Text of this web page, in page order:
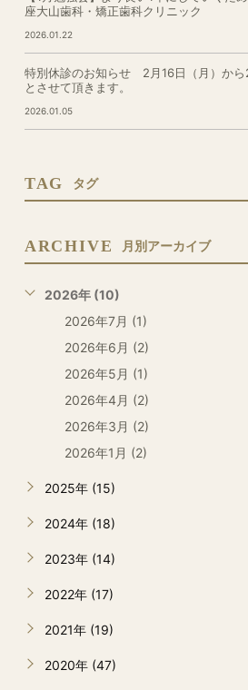
座大山歯科・矯正歯科クリニック
2026.01.22
特別休診のお知らせ 2月16日（月）から
とさせて頂きます。
2026.01.05
TAG タグ
ARCHIVE 月別アーカイブ
2026年 (10)
2026年7月 (1)
2026年6月 (2)
2026年5月 (1)
2026年4月 (2)
2026年3月 (2)
2026年1月 (2)
2025年 (15)
2024年 (18)
2023年 (14)
2022年 (17)
2021年 (19)
2020年 (47)